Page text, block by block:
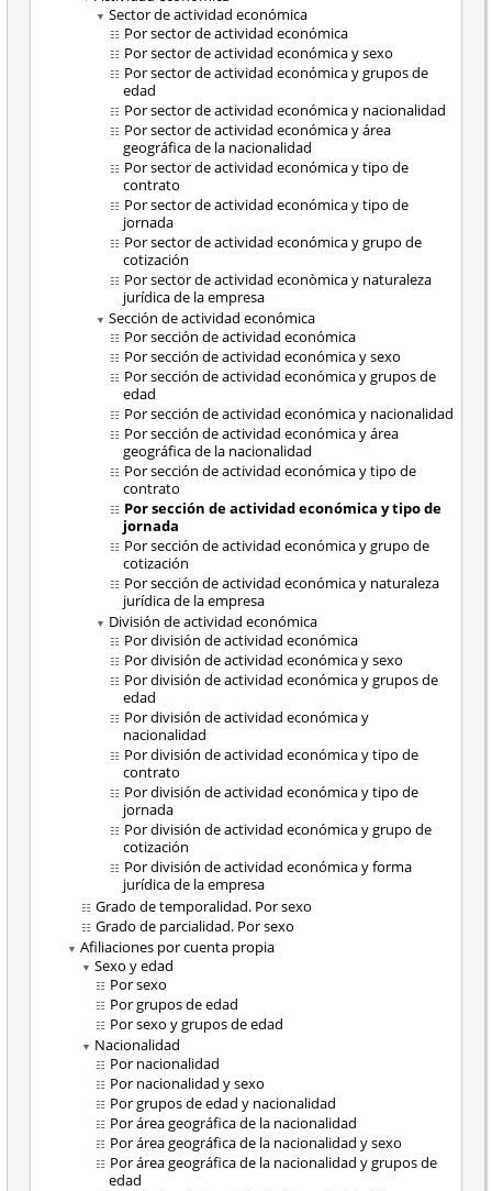
Sector de actividad económica
Por sector de actividad económica
Por sector de actividad económica y sexo
Por sector de actividad económica y grupos de
edad
Por sector de actividad económica y nacionalidad
Por sector de actividad económica y área
geográfica de la nacionalidad
Por sector de actividad económica y tipo de
contrato
Por sector de actividad económica y tipo de
jornada
Por sector de actividad económica y grupo de
cotización
Por sector de actividad econòmica y naturaleza
jurídica de la empresa
Sección de actividad económica
Por sección de actividad económica
Por sección de actividad económica y sexo
Por sección de actividad económica y grupos de
edad
Por sección de actividad económica y nacionalidad
Por sección de actividad económica y área
geográfica de la nacionalidad
Por sección de actividad económica y tipo de
contrato
Por sección de actividad económica y tipo de
jornada
Por sección de actividad económica y grupo de
cotización
Por sección de actividad económica y naturaleza
jurídica de la empresa
División de actividad económica
Por división de actividad económica
Por división de actividad económica y sexo
Por división de actividad económica y grupos de
edad
Por división de actividad económica y
nacionalidad
Por división de actividad económica y tipo de
contrato
Por división de actividad económica y tipo de
jornada
Por división de actividad económica y grupo de
cotización
Por división de actividad económica y forma
jurídica de la empresa
Grado de temporalidad. Por sexo
Grado de parcialidad. Por sexo
Afiliaciones por cuenta propia
Sexo y edad
Por sexo
Por grupos de edad
Por sexo y grupos de edad
Nacionalidad
Por nacionalidad
Por nacionalidad y sexo
Por grupos de edad y nacionalidad
Por área geográfica de la nacionalidad
Por área geográfica de la nacionalidad y sexo
Por área geográfica de la nacionalidad y grupos de
edad